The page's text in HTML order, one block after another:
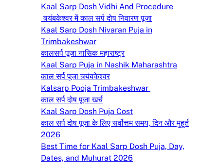
Kaal Sarp Dosh Vidhi And Procedure
त्र्यंबकेश्वर में काल सर्प दोष निवारण पूजा
Kaal Sarp Dosh Nivaran Puja in
Trimbakeshwar
कालसर्प पूजा नासिक महाराष्ट्र
Kaal Sarp Puja in Nashik Maharashtra
काल सर्प पूजा त्र्यंबकेश्वर
Kalsarp Pooja Trimbakeshwar
काल सर्प दोष पूजा खर्च
Kaal Sarp Dosh Puja Cost
काल सर्प दोष पूजा के लिए सर्वोत्तम समय, दिन और मुहूर्त
2026
Best Time for Kaal Sarp Dosh Puja, Day,
Dates, and Muhurat 2026